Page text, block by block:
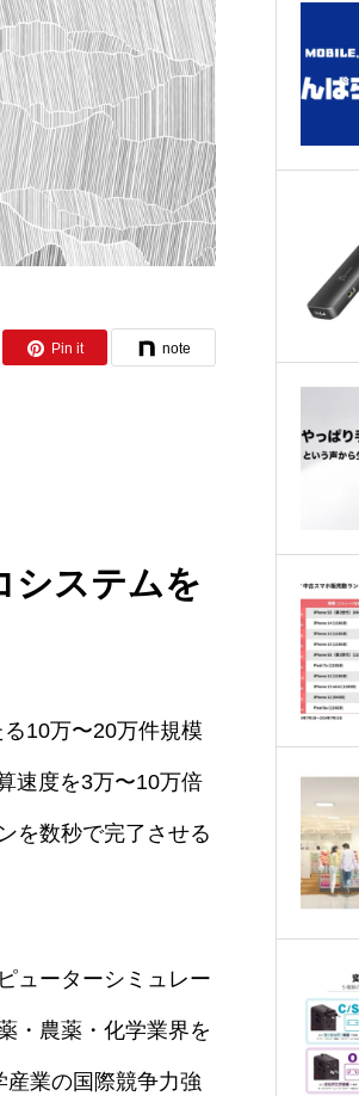
Pin it note
システムを
10万〜20万件規模
速度を3万〜10万倍
を数秒で完了させる
ューターシミュレー
・農薬・化学業界を
業の国際競争力強